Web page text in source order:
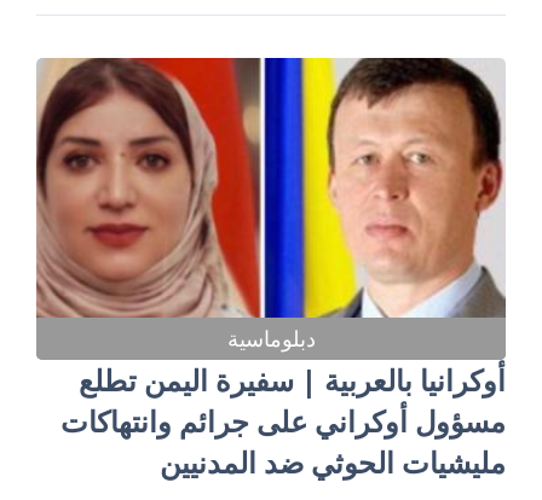
دبلوماسية
أوكرانيا بالعربية | سفيرة اليمن تطلع
مسؤول أوكراني على جرائم وانتهاكات
مليشيات الحوثي ضد المدنيين